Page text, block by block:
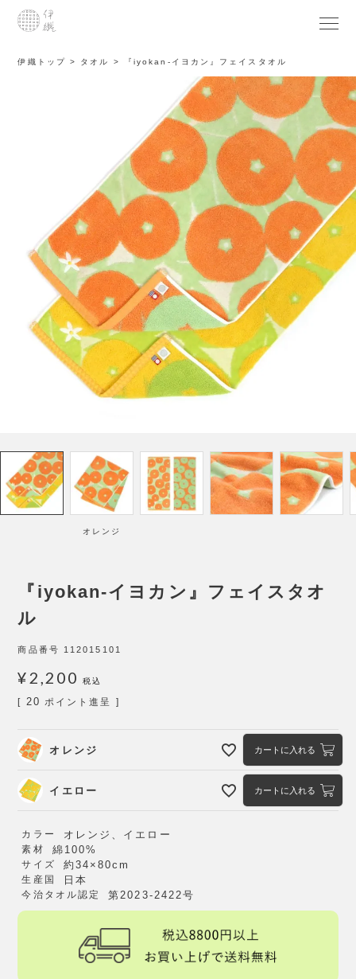
伊織トップ タオル 『iyokan-イヨカン』フェイスタオル
オレンジ
『iyokan-イヨカン』フェイスタオ
ル
商品番号 112015101
¥ 2,200 税込
[ 20 ポイント進呈 ]
オレンジ カートに入れる
イエロー カートに入れる
カラー オレンジ、イエロー
素材 綿100%
サイズ 約34×80cm
生産国 日本
今治タオル認定 第2023-2422号